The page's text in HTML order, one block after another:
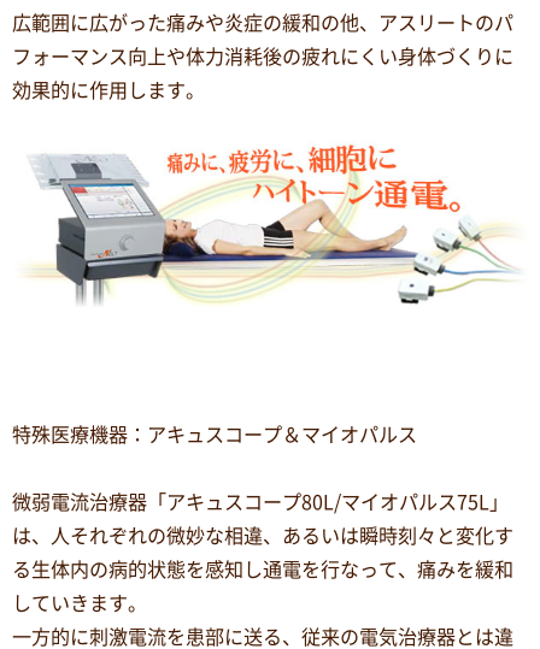
広範囲に広がった痛みや炎症の緩和の他、アスリートのパ
フォーマンス向上や体力消耗後の疲れにくい身体づくりに
効果的に作用します。
特殊医療機器：アキュスコープ＆マイオパルス
微弱電流治療器「アキュスコープ80L/マイオパルス75L」
は、人それぞれの微妙な相違、あるいは瞬時刻々と変化す
る生体内の病的状態を感知し通電を行なって、痛みを緩和
していきます。
一方的に刺激電流を患部に送る、従来の電気治療器とは違